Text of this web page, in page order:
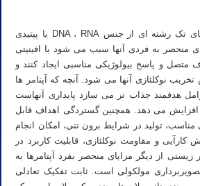
آپتامر ها الیگونوکلئوتید های تک رشته ای از جنس DNA ، RNA یا پپتیدی
منحصر به فردی آنها سبب می شود با افینیتی
متصل و پاسخ بیولوژیکی مناسبی ایجاد کنند و
نوکلئازی آنها می شود. آنچه که آپتامر ها
هدفمند جذاب تر می سازد پایداری آنهاست
افزایش می دهد. همچنین گستردگی اهداف قابل
تولید در شرایط برون تنی، امکان انجام
کارآیی و مقاومت نوکلئازی، قابلیت کاربرد در
از دیگر مزایای منحصر بفرد آپتامرها به
مولکولی است. ثابت تفکیک تعادلی